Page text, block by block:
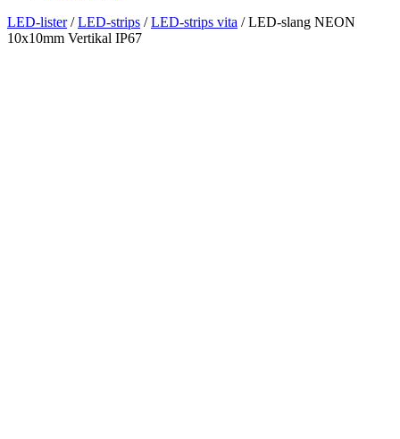
LED-lister/LED-strips /LED-strips vita /LED-slang NEON
10x10mm Vertikal IP67